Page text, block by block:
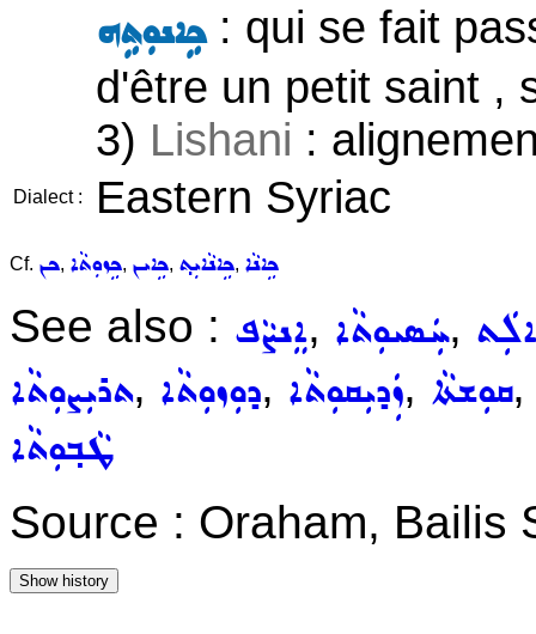
ܟܹܐܢܘܼܬܹܗ: qui se fait
d'être un petit saint ,
3) Lishani :
Dialect : Eastern Syriac
Cf. ܟܢ, ܟܹܙܘܼܬܵܐ, ܟܹܐܝܢ, ܟܹܐܢܵܐܝܼܬ݂, ܟܹܐܢܵܐ
See also : ܐܸܢܨܵܦ, ܚܲܣܝܘܼܬܵܐ,
ܬܪܝܼܨܘܼܬܵܐ, ܕܘܼܙܘܼܬܵܐ, ܙܲܕܝܼܩܘܼܬܵܐ, ܩܘܼܫܬܵܐ
ܛܵܒ݂ܘܼܬܵܐ
Source : Oraham, Bailis